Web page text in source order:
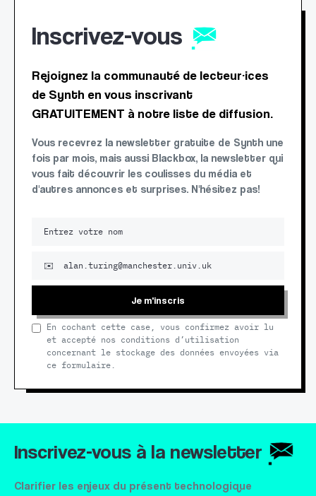
Inscrivez-vous
Rejoignez la communauté de lecteur·ices
de Synth en vous inscrivant
GRATUITEMENT à notre liste de diffusion.
Vous recevrez la newsletter gratuite de Synth une
fois par mois, mais aussi Blackbox, la newsletter qui
vous fait découvrir les coulisses du média et
d'autres annonces et surprises. N'hésitez pas!
Je m'inscris
En cochant cette case, vous confirmez avoir lu
et accepté nos conditions d’utilisation
concernant le stockage des données envoyées via
ce formulaire.
Inscrivez-vous à la newsletter
Clarifier les enjeux du présent technologique